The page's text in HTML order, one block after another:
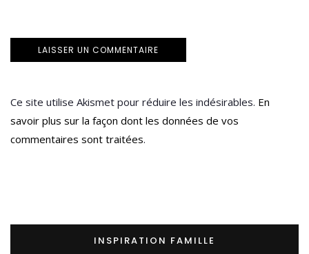
Ce site utilise Akismet pour réduire les indésirables. En
savoir plus sur la façon dont les données de vos
commentaires sont traitées.
INSPIRATION FAMILLE